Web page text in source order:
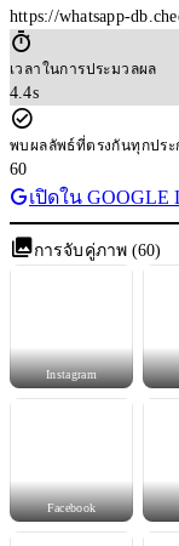
https://whatsapp-
เวลาในการประมวลผล
4.4s
พบผลลัพธ์ที่ตรงกันทุกประ
60
เปิดใน GOOGLE
การจับคู่ภาพ (60)
Instagram
Facebook